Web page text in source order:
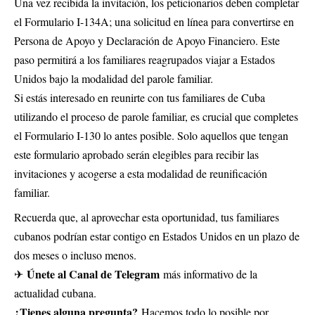
el Formulario I-134A; una solicitud en línea para convertirse en
Persona de Apoyo y Declaración de Apoyo Financiero. Este
paso permitirá a los familiares reagrupados viajar a Estados
Unidos bajo la modalidad del parole familiar.
Si estás interesado en reunirte con tus familiares de Cuba
utilizando el proceso de parole familiar, es crucial que completes
el Formulario I-130 lo antes posible. Solo aquellos que tengan
este formulario aprobado serán elegibles para recibir las
invitaciones y acogerse a esta modalidad de reunificación
familiar.
Recuerda que, al aprovechar esta oportunidad, tus familiares
cubanos podrían estar contigo en Estados Unidos en un plazo de
dos meses o incluso menos.
✈ Únete al Canal de Telegram más informativo de la
actualidad cubana.
Hacemos todo lo posible por